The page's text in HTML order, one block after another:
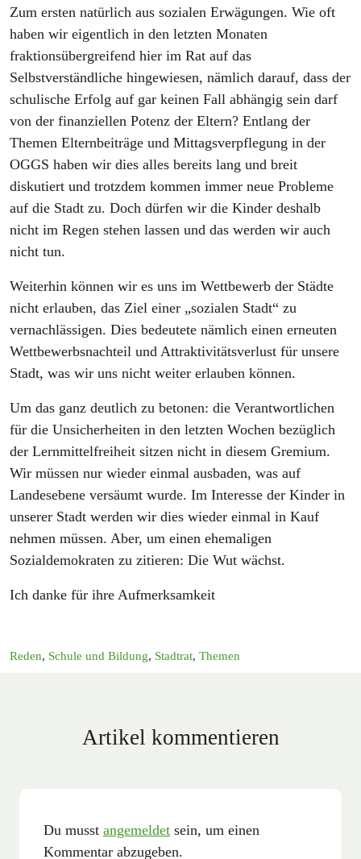
Zum ersten natürlich aus sozialen Erwägungen. Wie oft
haben wir eigentlich in den letzten Monaten
fraktionsübergreifend hier im Rat auf das
Selbstverständliche hingewiesen, nämlich darauf, dass der
schulische Erfolg auf gar keinen Fall abhängig sein darf
von der finanziellen Potenz der Eltern? Entlang der
Themen Elternbeiträge und Mittagsverpflegung in der
OGGS haben wir dies alles bereits lang und breit
diskutiert und trotzdem kommen immer neue Probleme
auf die Stadt zu. Doch dürfen wir die Kinder deshalb
nicht im Regen stehen lassen und das werden wir auch
nicht tun.
Weiterhin können wir es uns im Wettbewerb der Städte
nicht erlauben, das Ziel einer „sozialen Stadt“ zu
vernachlässigen. Dies bedeutete nämlich einen erneuten
Wettbewerbsnachteil und Attraktivitätsverlust für unsere
Stadt, was wir uns nicht weiter erlauben können.
Um das ganz deutlich zu betonen: die Verantwortlichen
für die Unsicherheiten in den letzten Wochen bezüglich
der Lernmittelfreiheit sitzen nicht in diesem Gremium.
Wir müssen nur wieder einmal ausbaden, was auf
Landesebene versäumt wurde. Im Interesse der Kinder in
unserer Stadt werden wir dies wieder einmal in Kauf
nehmen müssen. Aber, um einen ehemaligen
Sozialdemokraten zu zitieren: Die Wut wächst.
Ich danke für ihre Aufmerksamkeit
Reden, Schule und Bildung, Stadtrat, Themen
Artikel kommentieren
Du musst angemeldet sein, um einen
Kommentar abzugeben.